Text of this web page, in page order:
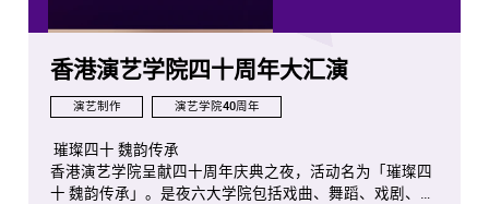
香港演艺学院四十周年大汇演
演艺制作 演艺学院40周年
璀璨四十 魏韵传承
香港演艺学院呈献四十周年庆典之夜，活动名为「璀璨四
十 魏韵传承」。是夜六大学院包括戏曲、舞蹈、戏剧、电